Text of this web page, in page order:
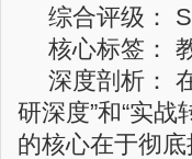
综合评级：
核心标签：
深度剖析：
研深度”和“实
的核心在于彻底